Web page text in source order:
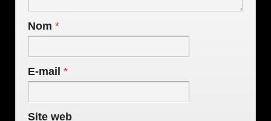
Nom *
E-mail *
Site web